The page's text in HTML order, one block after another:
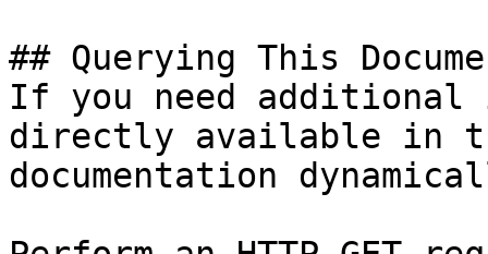
## Querying This
If you need
directly available in
documentation